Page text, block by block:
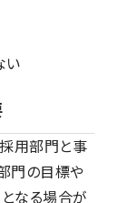
い
用部門と事
門の目標や
なる場合が